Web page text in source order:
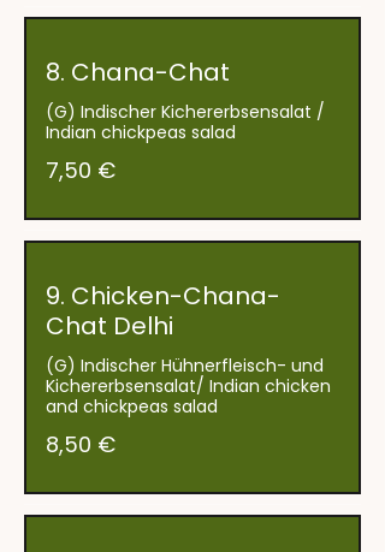
8. Chana-Chat
(G) Indischer Kichererbsensalat /
Indian chickpeas salad
7,50 €
9. Chicken-Chana-
Chat Delhi
(G) Indischer Hühnerfleisch- und
Kichererbsensalat/ Indian chicken
and chickpeas salad
8,50 €